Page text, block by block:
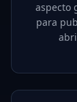
aspecto
para